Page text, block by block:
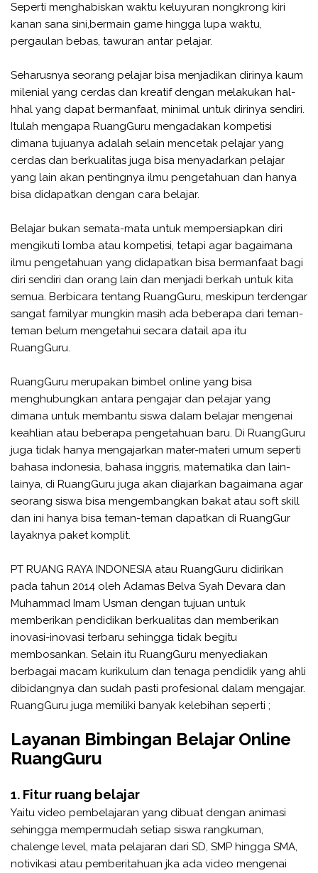
Seperti menghabiskan waktu keluyuran nongkrong kiri
kanan sana sini,bermain game hingga lupa waktu,
pergaulan bebas, tawuran antar pelajar.
Seharusnya seorang pelajar bisa menjadikan dirinya kaum
milenial yang cerdas dan kreatif dengan melakukan hal-
hhal yang dapat bermanfaat, minimal untuk dirinya sendiri.
Itulah mengapa RuangGuru mengadakan kompetisi
dimana tujuanya adalah selain mencetak pelajar yang
cerdas dan berkualitas juga bisa menyadarkan pelajar
yang lain akan pentingnya ilmu pengetahuan dan hanya
bisa didapatkan dengan cara belajar.
Belajar bukan semata-mata untuk mempersiapkan diri
mengikuti lomba atau kompetisi, tetapi agar bagaimana
ilmu pengetahuan yang didapatkan bisa bermanfaat bagi
diri sendiri dan orang lain dan menjadi berkah untuk kita
semua. Berbicara tentang RuangGuru, meskipun terdengar
sangat familyar mungkin masih ada beberapa dari teman-
teman belum mengetahui secara datail apa itu
RuangGuru.
RuangGuru merupakan bimbel online yang bisa
menghubungkan antara pengajar dan pelajar yang
dimana untuk membantu siswa dalam belajar mengenai
keahlian atau beberapa pengetahuan baru. Di RuangGuru
juga tidak hanya mengajarkan mater-materi umum seperti
bahasa indonesia, bahasa inggris, matematika dan lain-
lainya, di RuangGuru juga akan diajarkan bagaimana agar
seorang siswa bisa mengembangkan bakat atau soft skill
dan ini hanya bisa teman-teman dapatkan di RuangGur
layaknya paket komplit.
PT RUANG RAYA INDONESIA atau RuangGuru didirikan
pada tahun 2014 oleh Adamas Belva Syah Devara dan
Muhammad Imam Usman dengan tujuan untuk
memberikan pendidikan berkualitas dan memberikan
inovasi-inovasi terbaru sehingga tidak begitu
membosankan. Selain itu RuangGuru menyediakan
berbagai macam kurikulum dan tenaga pendidik yang ahli
dibidangnya dan sudah pasti profesional dalam mengajar.
RuangGuru juga memiliki banyak kelebihan seperti ;
Layanan Bimbingan Belajar Online
RuangGuru
1. Fitur ruang belajar
Yaitu video pembelajaran yang dibuat dengan animasi
sehingga mempermudah setiap siswa rangkuman,
chalenge level, mata pelajaran dari SD, SMP hingga SMA,
notivikasi atau pemberitahuan jka ada video mengenai